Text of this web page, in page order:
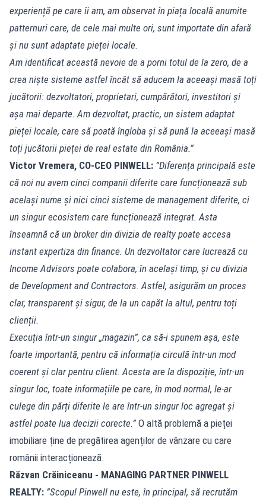
experiență pe care îi am, am observat în piața locală anumite
patternuri care, de cele mai multe ori, sunt importate din afară
și nu sunt adaptate pieței locale.
Am identificat această nevoie de a porni totul de la zero, de a
crea niște sisteme astfel încât să aducem la aceeași masă toți
jucătorii: dezvoltatori, proprietari, cumpărători, investitori și
așa mai departe. Am dezvoltat, practic, un sistem adaptat
pieței locale, care să poată îngloba și să pună la aceeași masă
toți jucătorii pieței de real estate din România.”
Victor Vremera, CO-CEO PINWELL: ”Diferența principală este
că noi nu avem cinci companii diferite care funcționează sub
același nume și nici cinci sisteme de management diferite, ci
un singur ecosistem care funcționează integrat. Asta
înseamnă că un broker din divizia de realty poate accesa
instant expertiza din finance. Un dezvoltator care lucrează cu
Income Advisors poate colabora, în același timp, și cu divizia
de Development and Contractors. Astfel, asigurăm un proces
clar, transparent și sigur, de la un capăt la altul, pentru toți
clienții.
Execuția într-un singur „magazin”, ca să-i spunem așa, este
foarte importantă, pentru că informația circulă într-un mod
coerent și clar pentru client. Acesta are la dispoziție, într-un
singur loc, toate informațiile pe care, în mod normal, le-ar
culege din părți diferite le are într-un singur loc agregat și
astfel poate lua decizii corecte.”O altă problemă a pieței
imobiliare ține de pregătirea agenților de vânzare cu care
românii interacționează.
Răzvan Crăiniceanu - MANAGING PARTNER PINWELL
REALTY: ”Scopul Pinwell nu este, în principal, să recrutăm